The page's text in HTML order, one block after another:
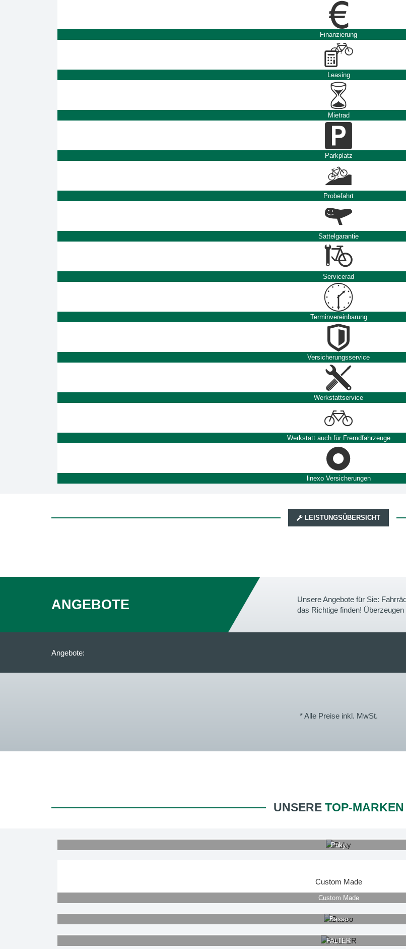
Finanzierung
Leasing
Mietrad
Parkplatz
Probefahrt
Sattelgarantie
Servicerad
Terminvereinbarung
Versicherungsservice
Werkstattservice
Werkstatt auch für Fremdfahrzeuge
linexo Versicherungen
LEISTUNGSÜBERSICHT
ANGEBOTE
Unsere Angebote für Sie:
das Richtige finden! Überzeugen
Angebote:
* Alle Preise inkl. MwSt.
UNSERE TOP-MARKEN
Puky
Custom Made
Custom Made
Basso
FALTER